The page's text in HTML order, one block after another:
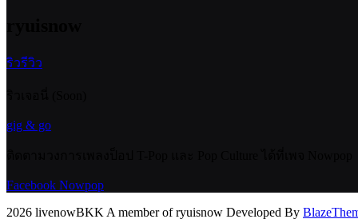
ริวรีวิว
gig & go
Facebook Nowpop
2026 livenowBKK A member of ryuisnow Developed By